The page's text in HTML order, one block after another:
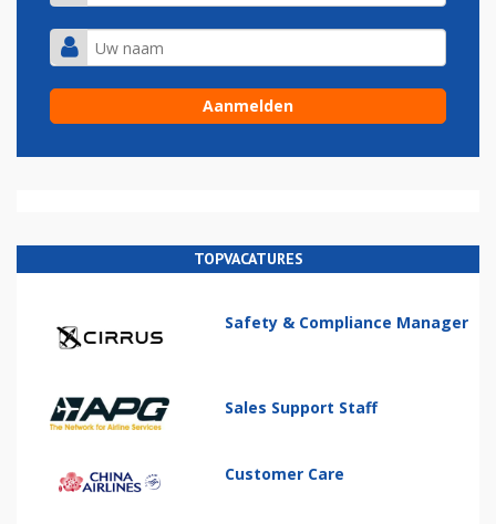
TOPVACATURES
Safety & Compliance Manager
Sales Support Staff
Customer Care